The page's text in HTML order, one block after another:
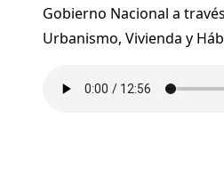
Gobierno Nacional a
Urbanismo, Vivienda y